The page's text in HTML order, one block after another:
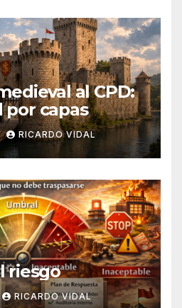
al CPD:
por capas
RICARDO VIDAL
riesgo
RICARDO VIDAL